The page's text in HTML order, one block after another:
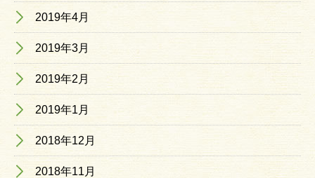
2019年4月
2019年3月
2019年2月
2019年1月
2018年12月
2018年11月